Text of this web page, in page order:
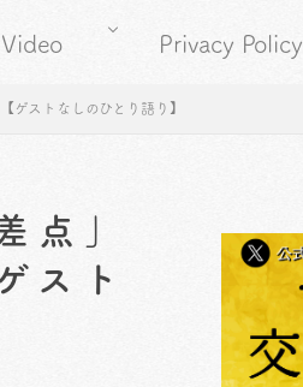
Video Privacy Policy
ゲストなしのひとり語り】
点」
スト